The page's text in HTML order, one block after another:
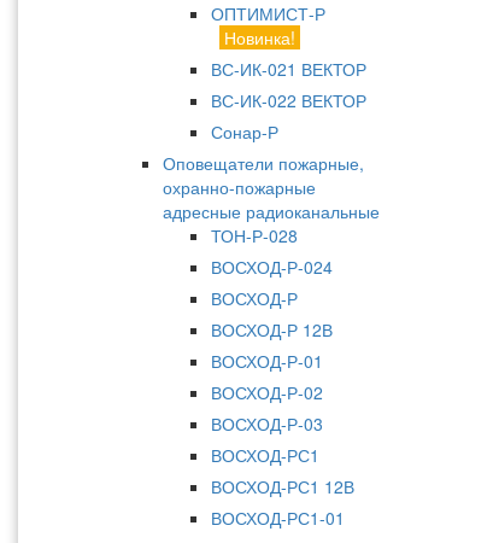
ОПТИМИСТ-Р
Новинка!
ВС-ИК-021 ВЕКТОР
ВС-ИК-022 ВЕКТОР
Сонар-Р
Оповещатели пожарные,
охранно-пожарные
адресные радиоканальные
ТОН-Р-028
ВОСХОД-Р-024
ВОСХОД-Р
ВОСХОД-Р 12В
ВОСХОД-Р-01
ВОСХОД-Р-02
ВОСХОД-Р-03
ВОСХОД-РС1
ВОСХОД-РС1 12В
ВОСХОД-РС1-01